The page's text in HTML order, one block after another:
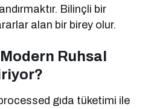
Bilinçli bir
alan bir birey olur.
Ruhsal
gıda tüketimi ile